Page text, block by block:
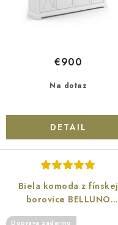
Na dotaz
€900
DETAIL
Biela komoda z fínskej
borovice BELLUNO
ELEGANTE 5
Doprava zadarmo